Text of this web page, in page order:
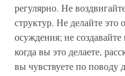
регулярно. Не
структур. Не делайте это
осуждения; не
когда вы это делаете,
вы чувствуете по поводу